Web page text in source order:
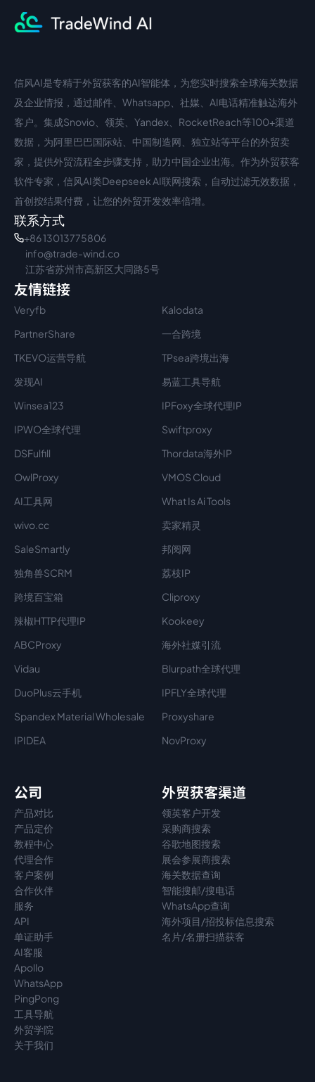
中文入口
信风AI是专精于外贸获客的AI智能体，为您实时搜索全球海关数据
及企业情报，通过邮件、Whatsapp、社媒、AI电话精准触达海外
客户。集成Snovio、领英、Yandex、RocketReach等100+渠道
数据，为阿里巴巴国际站、中国制造网、独立站等平台的外贸卖
家，提供外贸流程全步骤支持，助力中国企业出海。作为外贸获客
软件专家，信风AI类Deepseek AI联网搜索，自动过滤无效数据，
首创按结果付费，让您的外贸开发效率倍增。
联系方式
+86 13013775806
info@trade-wind.co
江苏省苏州市高新区大同路5号
友情链接
Veryfb
Kalodata
PartnerShare
一合跨境
TKEVO运营导航
TPsea跨境出海
发现AI
易蓝工具导航
Winsea123
IPFoxy全球代理IP
IPWO全球代理
Swiftproxy
DSFulfill
Thordata海外IP
OwlProxy
VMOS Cloud
AI工具网
What Is Ai Tools
wivo.cc
卖家精灵
SaleSmartly
邦阅网
独角兽SCRM
荔枝IP
跨境百宝箱
Cliproxy
辣椒HTTP代理IP
Kookeey
ABCProxy
海外社媒引流
Vidau
Blurpath全球代理
DuoPlus云手机
IPFLY全球代理
Spandex Material Wholesale​
Proxyshare
IPIDEA
NovProxy
公司
产品对比
产品定价
教程中心
代理合作
客户案例
合作伙伴
服务
API
单证助手
AI客服
Apollo
WhatsApp
PingPong
工具导航
外贸学院
关于我们
外贸获客渠道
领英客户开发
采购商搜索
谷歌地图搜索
展会参展商搜索
海关数据查询
智能搜邮/搜电话
WhatsApp查询
海外项目/招投标信息搜索
名片/名册扫描获客